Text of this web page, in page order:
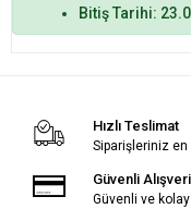
Bitiş Tarihi:
Hızlı Teslimat
Siparişleriniz en
Güvenli
Güvenli ve